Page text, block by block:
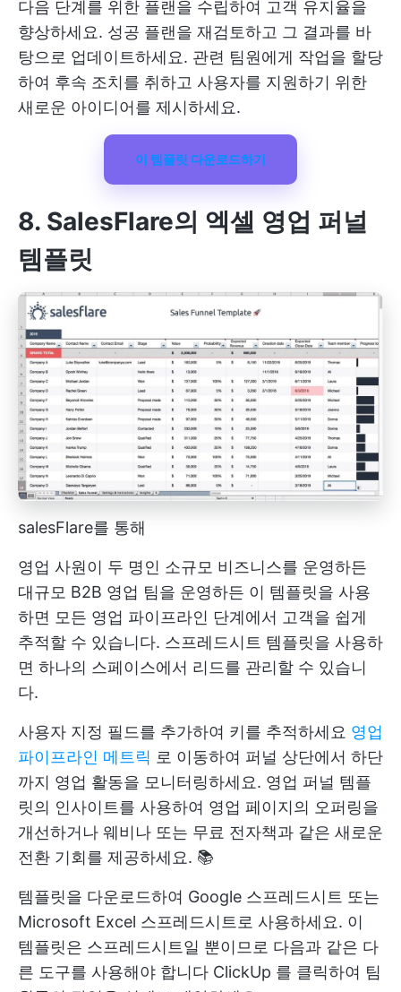
다음 단계를 위한 플랜을 수립하여 고객 유지율을
향상하세요. 성공 플랜을 재검토하고 그 결과를 바
탕으로 업데이트하세요. 관련 팀원에게 작업을 할당
하여 후속 조치를 취하고 사용자를 지원하기 위한
새로운 아이디어를 제시하세요.
이 템플릿 다운로드하기
8. SalesFlare의 엑셀 영업 퍼널
템플릿
salesFlare를 통해
영업 사원이 두 명인 소규모 비즈니스를 운영하든
대규모 B2B 영업 팀을 운영하든 이 템플릿을 사용
하면 모든 영업 파이프라인 단계에서 고객을 쉽게
추적할 수 있습니다. 스프레드시트 템플릿을 사용하
면 하나의 스페이스에서 리드를 관리할 수 있습니
다.
사용자 지정 필드를 추가하여 키를 추적하세요 영업
파이프라인 메트릭 로 이동하여 퍼널 상단에서 하단
까지 영업 활동을 모니터링하세요. 영업 퍼널 템플
릿의 인사이트를 사용하여 영업 페이지의 오퍼링을
개선하거나 웨비나 또는 무료 전자책과 같은 새로운
전환 기회를 제공하세요. 📚
템플릿을 다운로드하여 Google 스프레드시트 또는
Microsoft Excel 스프레드시트로 사용하세요. 이
템플릿은 스프레드시트일 뿐이므로 다음과 같은 다
른 도구를 사용해야 합니다 ClickUp 를 클릭하여 팀